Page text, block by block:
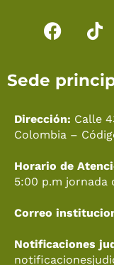
F
e
o
o
T
t
k
Sede
Dirección: Calle
Colombia –
Horario de
5:00 p.m jornada
Correo
Notificaciones